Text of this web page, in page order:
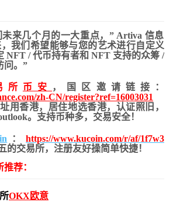
来几个月的一大重点，” Artiva 信息​​
我们希望能够与您的艺术进行自定义
NFT / 代币持有者和 NFT 支持的众筹 /
问。”
所 币安
，国区邀请链接：
zh-CN/register?ref=16003031
用香港，居住地选香港，认证照旧，
。支持币种多，交易安全！
：https://www.kucoin.com/r/af/1f7w3
的交易所，注册友好操简单快捷！
荐：
OKX欧意